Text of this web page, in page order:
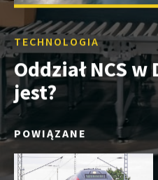
TECHNOLOGIA
Oddział NCS w
jest?
POWIĄZANE